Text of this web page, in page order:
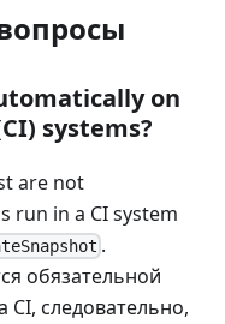
on
systems?
are not
run in a CI system
.
обязательной
CI, следовательно,